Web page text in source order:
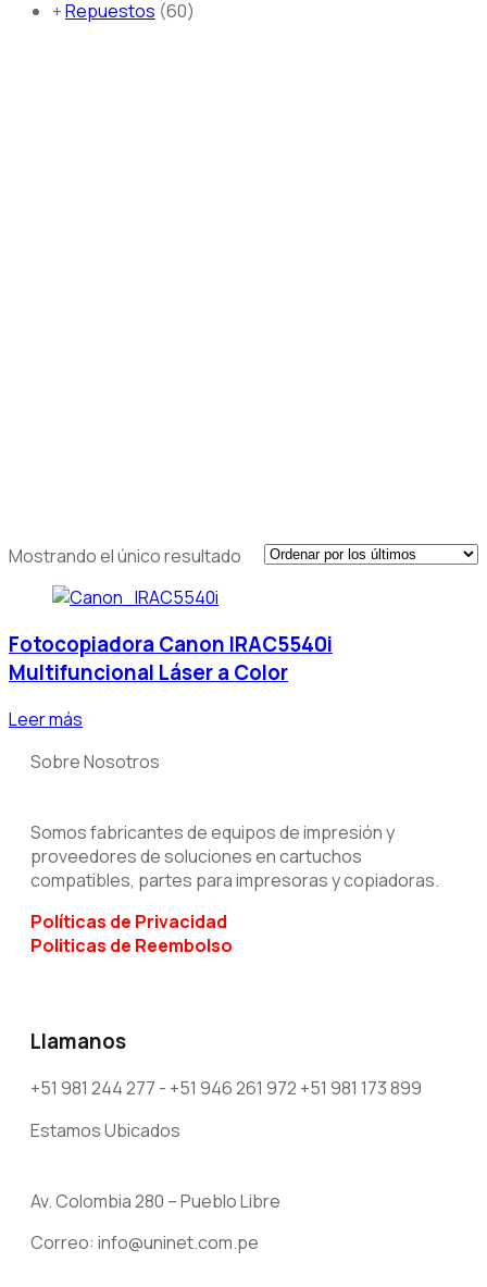
+Repuestos 60
Mostrando el único resultado
Fotocopiadora Canon IRAC5540i
Multifuncional Láser a Color
Leer más
Sobre Nosotros
Somos fabricantes de equipos de impresión y
proveedores de soluciones en cartuchos
compatibles, partes para impresoras y copiadoras.
Políticas de Privacidad
Politicas de Reembolso
Llamanos
+51 981 244 277 - +51 946 261 972 +51 981 173 899
Estamos Ubicados
Av. Colombia 280 – Pueblo Libre
Correo: info@uninet.com.pe